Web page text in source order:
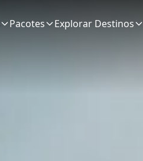
Pacotes Explorar Destinos